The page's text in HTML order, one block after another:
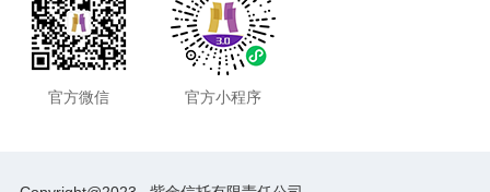
官方微信 官方小程序